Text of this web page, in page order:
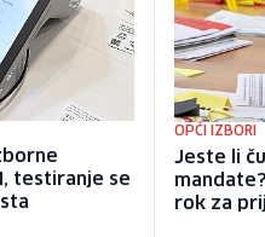
testiranje se
OPĆI IZBORI
Jeste li
rok za